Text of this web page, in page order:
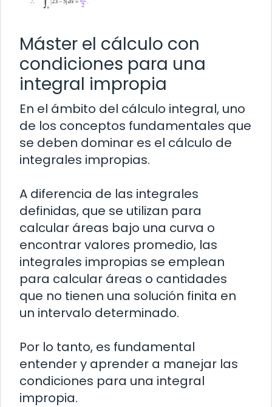
Máster el cálculo con
condiciones para una
integral impropia
En el ámbito del cálculo integral, uno
de los conceptos fundamentales que
se deben dominar es el cálculo de
integrales impropias.
A diferencia de las integrales
definidas, que se utilizan para
calcular áreas bajo una curva o
encontrar valores promedio, las
integrales impropias se emplean
para calcular áreas o cantidades
que no tienen una solución finita en
un intervalo determinado.
Por lo tanto, es fundamental
entender y aprender a manejar las
condiciones para una integral
impropia.